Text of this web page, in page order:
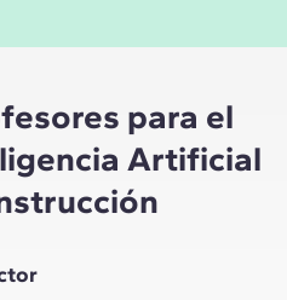
para el
Artificial